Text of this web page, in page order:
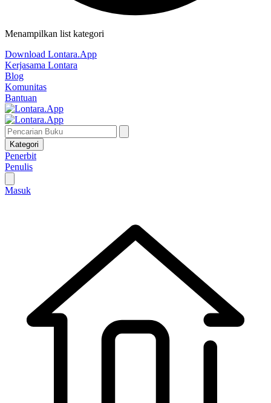
Menampilkan list kategori
Download Lontara.App
Kerjasama Lontara
Blog
Komunitas
Bantuan
Kategori
Penerbit
Penulis
Masuk